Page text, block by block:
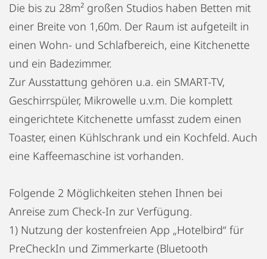
Die bis zu 28m² großen Studios haben Betten mit
einer Breite von 1,60m. Der Raum ist aufgeteilt in
einen Wohn- und Schlafbereich, eine Kitchenette
und ein Badezimmer.
Zur Ausstattung gehören u.a. ein SMART-TV,
Geschirrspüler, Mikrowelle u.v.m. Die komplett
eingerichtete Kitchenette umfasst zudem einen
Toaster, einen Kühlschrank und ein Kochfeld. Auch
eine Kaffeemaschine ist vorhanden.
Folgende 2 Möglichkeiten stehen Ihnen bei
Anreise zum Check-In zur Verfügung.
1) Nutzung der kostenfreien App „Hotelbird“ für
PreCheckIn und Zimmerkarte (Bluetooth